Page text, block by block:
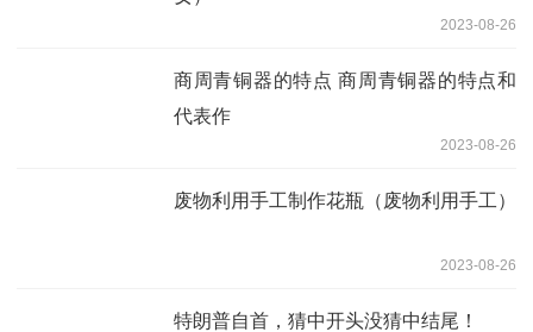
2023-08-26
商周青铜器的特点 商周青铜器的特点和
代表作
2023-08-26
废物利用手工制作花瓶（废物利用手工）
2023-08-26
特朗普自首，猜中开头没猜中结尾！